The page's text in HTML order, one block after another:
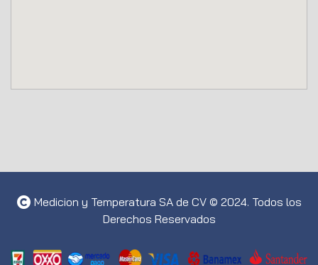
Medicion y Temperatura SA de CV © 2024. Todos los
Derechos Reservados